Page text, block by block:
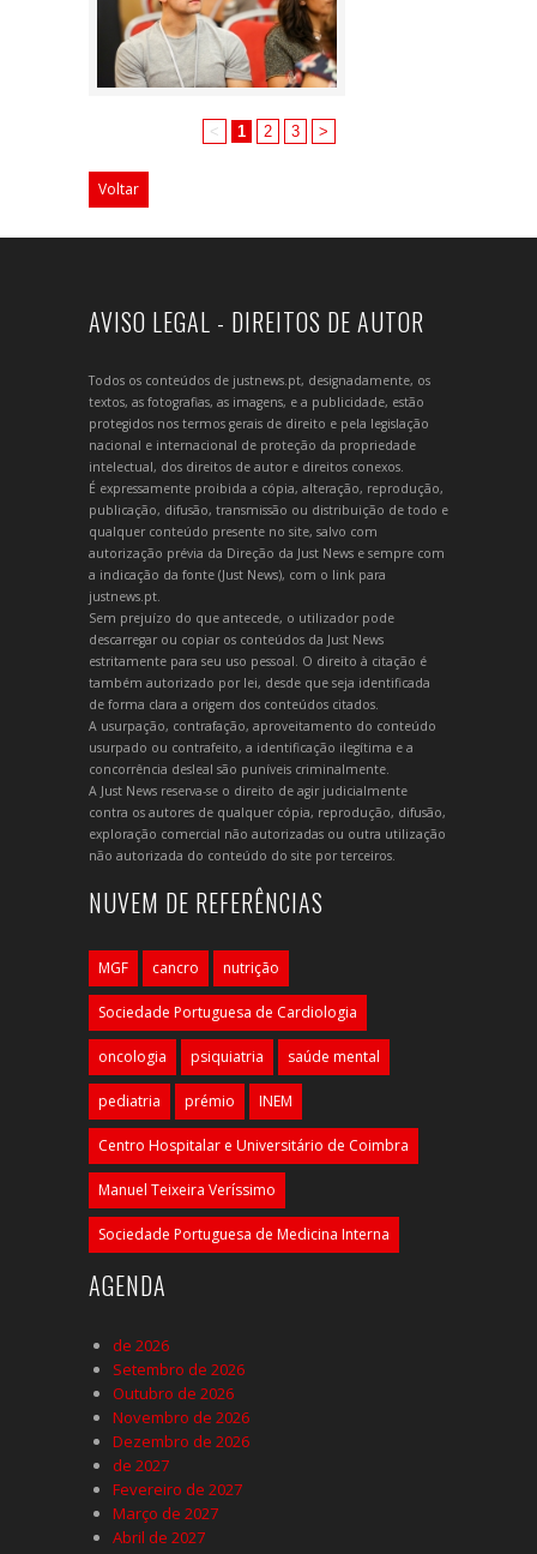
< 1 2 3 >
Voltar
AVISO LEGAL - DIREITOS DE AUTOR
Todos os conteúdos de justnews.pt, designadamente, os
textos, as fotografias, as imagens, e a publicidade, estão
protegidos nos termos gerais de direito e pela legislação
nacional e internacional de proteção da propriedade
intelectual, dos direitos de autor e direitos conexos.
É expressamente proibida a cópia, alteração, reprodução,
publicação, difusão, transmissão ou distribuição de todo e
qualquer conteúdo presente no site, salvo com
autorização prévia da Direção da Just News e sempre com
a indicação da fonte (Just News), com o link para
justnews.pt.
Sem prejuízo do que antecede, o utilizador pode
descarregar ou copiar os conteúdos da Just News
estritamente para seu uso pessoal. O direito à citação é
também autorizado por lei, desde que seja identificada
de forma clara a origem dos conteúdos citados.
A usurpação, contrafação, aproveitamento do conteúdo
usurpado ou contrafeito, a identificação ilegítima e a
concorrência desleal são puníveis criminalmente.
A Just News reserva-se o direito de agir judicialmente
contra os autores de qualquer cópia, reprodução, difusão,
exploração comercial não autorizadas ou outra utilização
não autorizada do conteúdo do site por terceiros.
NUVEM DE REFERÊNCIAS
MGF cancro nutrição
Sociedade Portuguesa de Cardiologia
oncologia psiquiatria saúde mental
pediatria prémio INEM
Centro Hospitalar e Universitário de Coimbra
Manuel Teixeira Veríssimo
Sociedade Portuguesa de Medicina Interna
AGENDA
de 2026
Setembro de 2026
Outubro de 2026
Novembro de 2026
Dezembro de 2026
de 2027
Fevereiro de 2027
Março de 2027
Abril de 2027